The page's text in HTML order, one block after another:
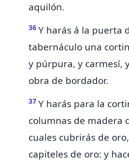
aquilón.
36 Y harás á la puerta
tabernáculo una
y púrpura, y carmesí,
obra de bordador.
37 Y harás para la
columnas de madera
cuales cubrirás de
capiteles de oro: y